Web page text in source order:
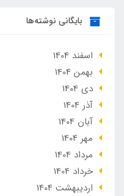
بایگانی نوشته‌ها
اسفند 1404
بهمن 1404
دی 1404
آذر 1404
آبان 1404
مهر 1404
مرداد 1404
خرداد 1404
ارديبهشت 1404